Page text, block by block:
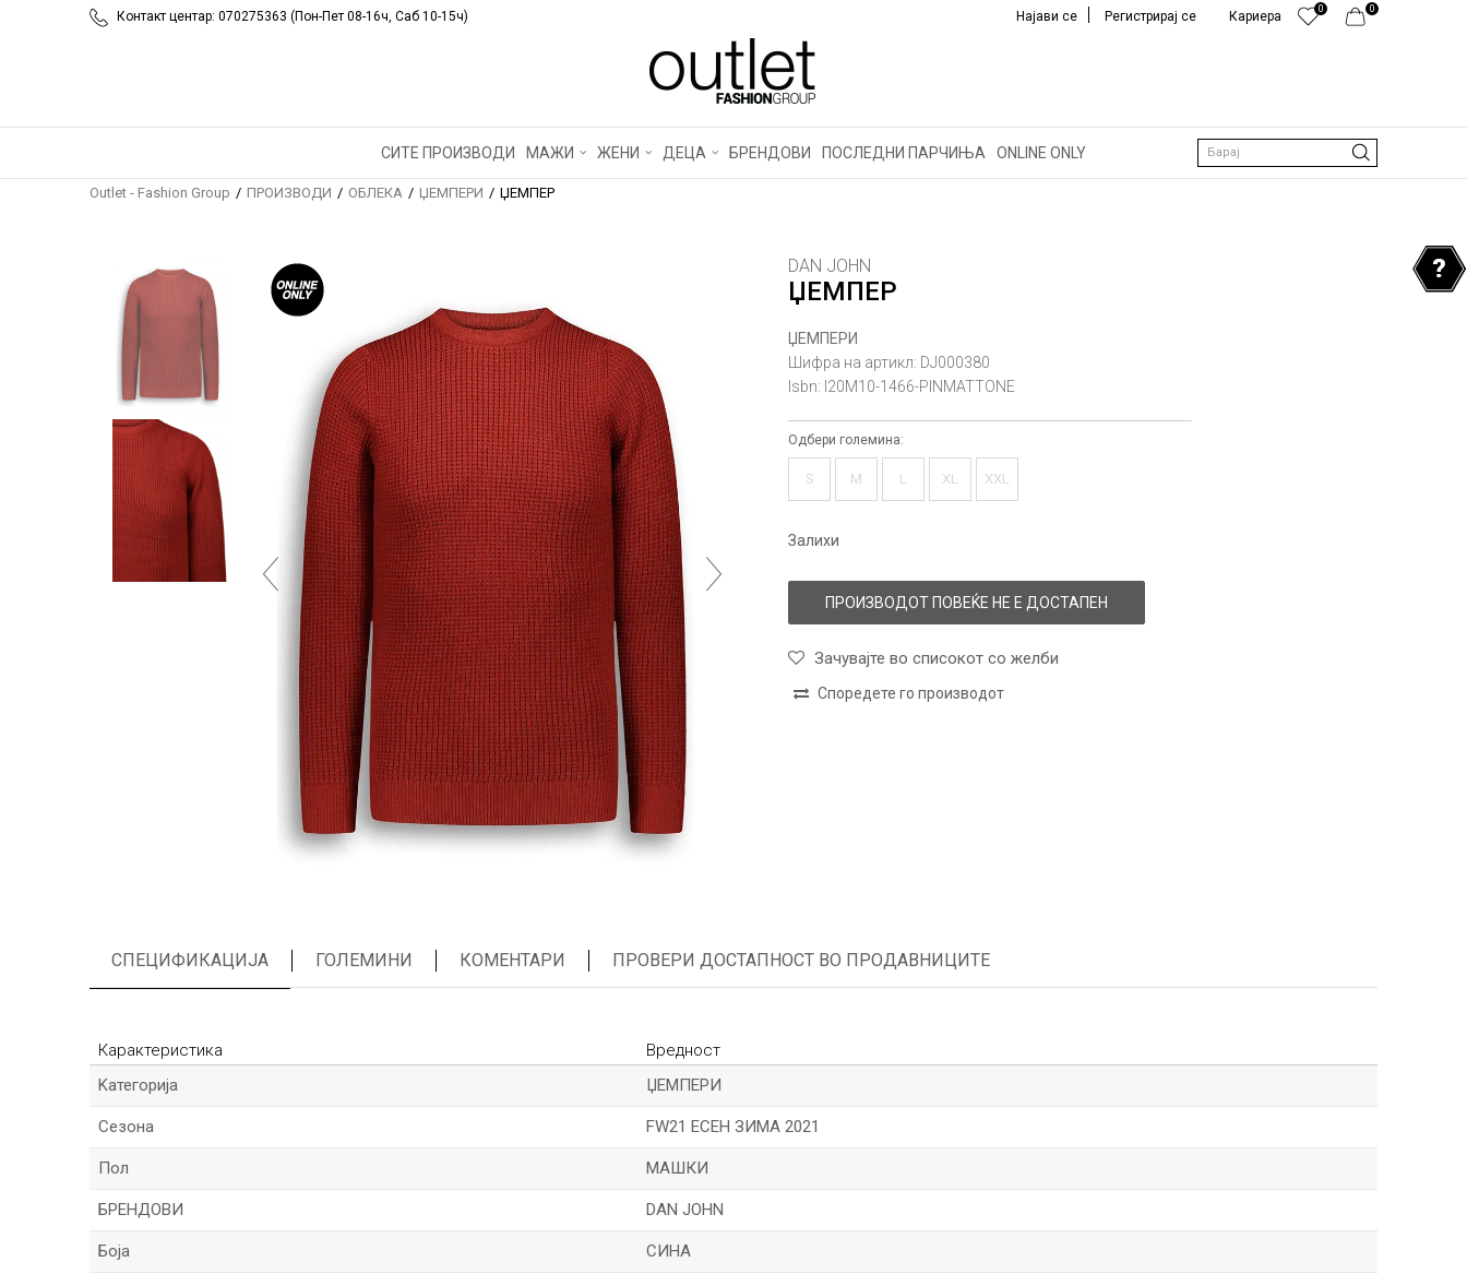
Контакт центар: 070275363 (Пон-Пет 08-16ч, Саб 10-15ч) 0
0
Кариера
Најави се Регистрирај се
СИТЕ ПРОИЗВОДИ МАЖИ ЖЕНИ ДЕЦА БРЕНДОВИ ПОСЛЕДНИ ПАРЧИЊА ONLINE ONLY Барај
Outlet - Fashion Group ПРОИЗВОДИ ОБЛЕКА ЏЕМПЕРИ ЏЕМПЕР
DAN JOHN
ЏЕМПЕР
ЏЕМПЕРИ
Шифра на артикл: DJ000380
Isbn: I20M10-1466-PINMATTONE
Одбери големина:
S M L XL XXL
Залихи
ПРОИЗВОДОТ ПОВЕЌЕ НЕ Е ДОСТАПЕН
Зачувајте во списокот со желби
Споредете го производот
СПЕЦИФИКАЦИЈА ГОЛЕМИНИ КОМЕНТАРИ ПРОВЕРИ ДОСТАПНОСТ ВО ПРОДАВНИЦИТЕ
Карактеристика
Вредност
Kатегорија
ЏЕМПЕРИ
Сезона FW21 ЕСЕН ЗИМА 2021
Пол МАШКИ
БРЕНДОВИ DAN JOHN
Боја СИНА